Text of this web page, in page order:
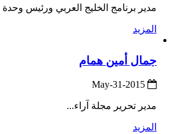
مدير برنامج الخليج العربي ورئيس وحدة
المزيد
جمال أمين همام
مدير تحرير مجلة آراء...
المزيد